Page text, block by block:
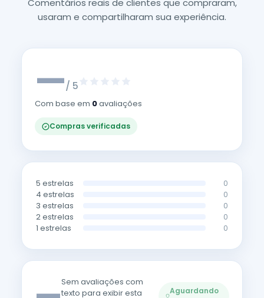
Comentários reais de clientes que compraram,
usaram e compartilharam sua experiência.
—/ 5
Com base em 0avaliações
Compras verificadas
5 estrelas 0
4 estrelas 0
3 estrelas 0
2 estrelas 0
1 estrelas 0
Sem avaliações com
texto para exibir esta
Aguardando